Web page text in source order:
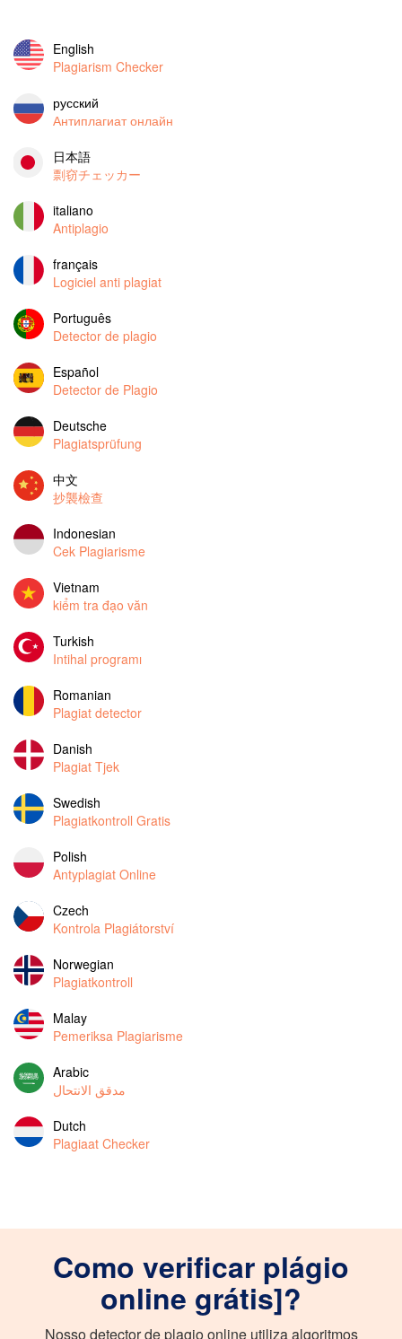
English
Plagiarism Checker
русский
Антиплагиат онлайн
日本語
剽窃チェッカー
italiano
Antiplagio
français
Logiciel anti plagiat
Português
Detector de plagio
Español
Detector de Plagio
Deutsche
Plagiatsprüfung
中文
抄襲檢查
Indonesian
Cek Plagiarisme
Vietnam
kiểm tra đạo văn
Turkish
Intihal programı
Romanian
Plagiat detector
Danish
Plagiat Tjek
Swedish
Plagiatkontroll Gratis
Polish
Antyplagiat Online
Czech
Kontrola Plagiátorství
Norwegian
Plagiatkontroll
Malay
Pemeriksa Plagiarisme
Arabic
مدقق الانتحال
Dutch
Plagiaat Checker
Como verificar plágio
online grátis]?
Nosso detector de plagio online utiliza algoritmos